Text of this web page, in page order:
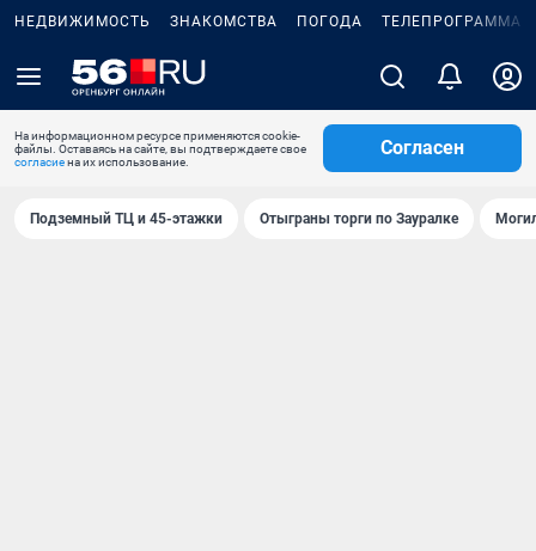
НЕДВИЖИМОСТЬ ЗНАКОМСТВА ПОГОДА ТЕЛЕПРОГРАММА
На информационном ресурсе применяются cookie-
файлы. Оставаясь на сайте, вы подтверждаете свое
согласиена их использование.
Согласен
Подземный ТЦ и 45-этажки Отыграны торги по Зауралке